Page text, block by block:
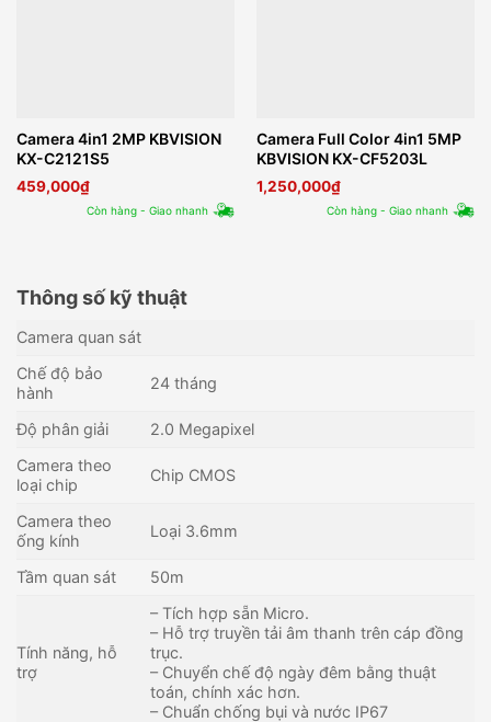
Camera 4in1 2MP KBVISION
KX-C2121S5
459,000₫
Còn hàng - Giao nhanh
Camera Full Color 4in1 5MP
KBVISION KX-CF5203L
1,250,000₫
Còn hàng - Giao nhanh
Thông số kỹ thuật
Camera quan sát
Chế độ bảo
hành
24 tháng
Độ phân giải
2.0 Megapixel
Camera theo
loại chip
Chip CMOS
Camera theo
ống kính
Loại 3.6mm
Tầm quan sát 50m
Tính năng, hỗ
trợ
– Tích hợp sẵn Micro.
– Hỗ trợ truyền tải âm thanh trên cáp đồng
trục.
– Chuyển chế độ ngày đêm bằng thuật
toán, chính xác hơn.
– Chuẩn chống bụi và nước IP67